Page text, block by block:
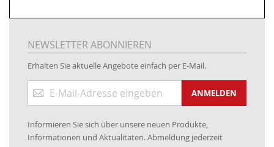
05.07.2019: Neuester Zugang zu unserer
Rohrbearbeitung
01.06.2019: Individuell
bedruckte Kabeltrommeln
www.kabeltrommeln-versand.de/Kabelbedruckung
04.11.2018: Überarbeitung der Corporate Identity (CI)
16.01.2017:JETZT NEU- Visa & MasterCard (inkl.
NEWSLETTER ABONNIEREN
Erhalten Sie aktuelle Angebote einfach per E-Mail.
zum
ANMELDEN
Informieren Sie sich über unsere neuen Produkte,
Informationen und Aktualitäten. Abmeldung jederzeit